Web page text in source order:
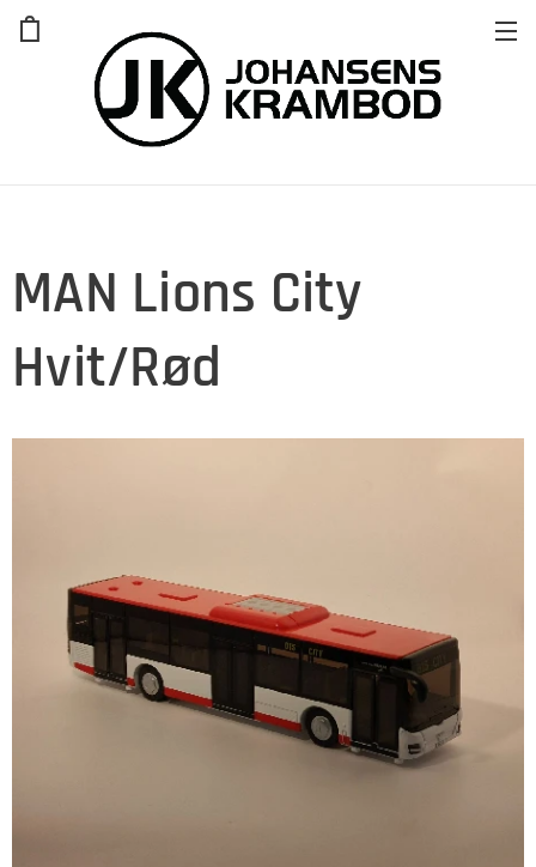
MAN Lions City
Hvit/Rød